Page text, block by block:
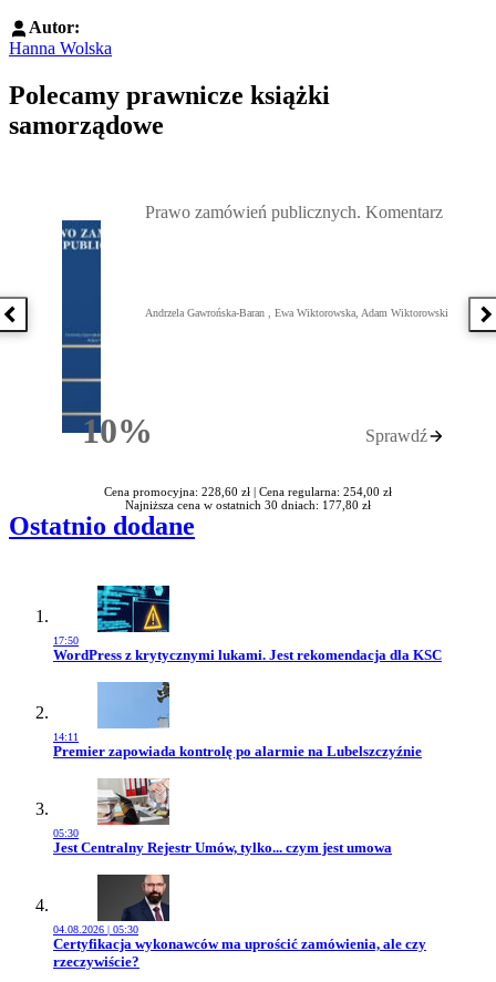
Autor:
Hanna Wolska
Polecamy prawnicze książki
samorządowe
Poprzednia książka
10%Rabatu
Prawo zamówień publicznych. Komentarz
Andrzela Gawrońska-Baran , Ewa Wiktorowska, Adam Wiktorowski
Sprawdź
Cena promocyjna: 228,60 zł | Cena regularna: 254,00 zł
Najniższa cena w ostatnich 30 dniach: 177,80 zł
Ostatnio dodane
17:50
Przejdź do artykułu:
WordPress z krytycznymi lukami. Jest rekomendacja dla KSC
14:11
Przejdź do artykułu:
Premier zapowiada kontrolę po alarmie na Lubelszczyźnie
05:30
Przejdź do artykułu:
Jest Centralny Rejestr Umów, tylko... czym jest umowa
04.08.2026 | 05:30
Przejdź do artykułu:
Certyfikacja wykonawców ma uprościć zamówienia, ale czy
rzeczywiście?